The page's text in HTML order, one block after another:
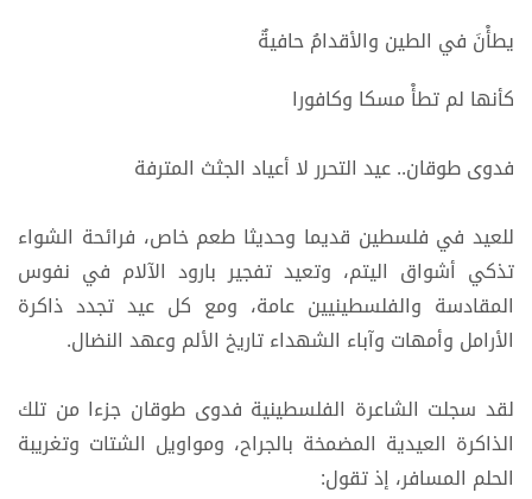
يطأْنَ في الطين والأقدامُ حافيةٌ
كأنها لم تطأْ مسكا وكافورا
فدوى طوقان.. عيد التحرر لا أعياد الجثث المترفة
للعيد في فلسطين قديما وحديثا طعم خاص، فرائحة الشواء
تذكي أشواق اليتم، وتعيد تفجير بارود الآلام في نفوس
المقادسة والفلسطينيين عامة، ومع كل عيد تجدد ذاكرة
الأرامل وأمهات وآباء الشهداء تاريخ الألم وعهد النضال.
لقد سجلت الشاعرة الفلسطينية فدوى طوقان جزءا من تلك
الذاكرة العيدية المضمخة بالجراح، ومواويل الشتات وتغريبة
الحلم المسافر، إذ تقول: